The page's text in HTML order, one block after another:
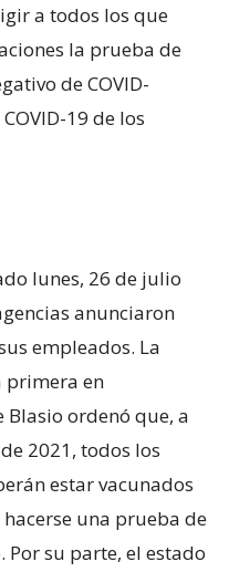
a todos los que
la prueba de
de COVID-
19 de los
lunes, 26 de julio
anunciaron
empleados. La
primera en
ordenó que, a
2021, todos los
estar vacunados
una prueba de
Por su parte, el estado